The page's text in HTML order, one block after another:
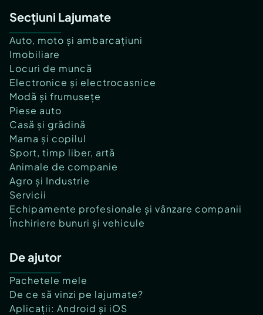
Secțiuni Lajumate
Auto, moto și ambarcațiuni
Imobiliare
Locuri de muncă
Electronice și electrocasnice
Modă și frumusețe
Piese auto
Casă și grădină
Mama și copilul
Sport, timp liber, artă
Animale de companie
Agro și Industrie
Servicii
Echipamente profesionale și vânzare companii
Închiriere bunuri și vehicule
De ajutor
Pachetele mele
De ce să vinzi pe lajumate?
Aplicații: Android și iOS